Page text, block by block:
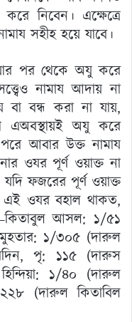
নিবেন। এক্ষেত্রে
সহীহ হয়ে যাবে।
পর থেকে অযু করে
নামায আদায় না
বন্ধ করা না যায়,
এঅবস্থায়ই অযু করে
আবার উক্ত নামায
ওযর পূর্ণ ওয়াক্ত না
ফজরের পূর্ণ ওয়াক্ত
এই ওযর বহাল থাকত,
আসল: ১/৫১
১/৩০৫ (দারুল
পৃ: ১১৫ (দারুস
১/৪০ (দারুল
(দারুল কিতাবিল